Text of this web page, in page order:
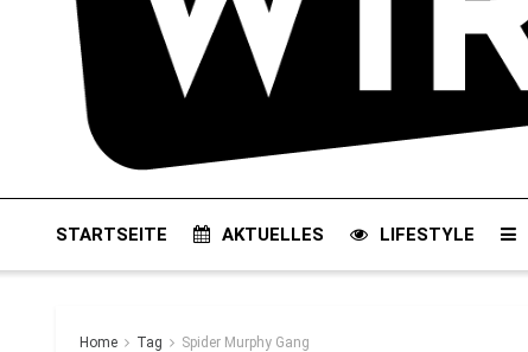
STARTSEITE AKTUELLES LIFESTYLE
Home Tag Spider Murphy Gang